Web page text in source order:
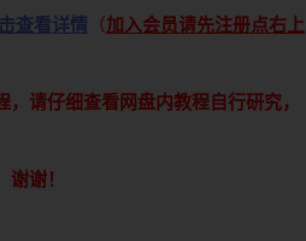
查看详情 （ 加入会员请先注册点右上
请仔细查看网盘内教程自行研究，
谢！